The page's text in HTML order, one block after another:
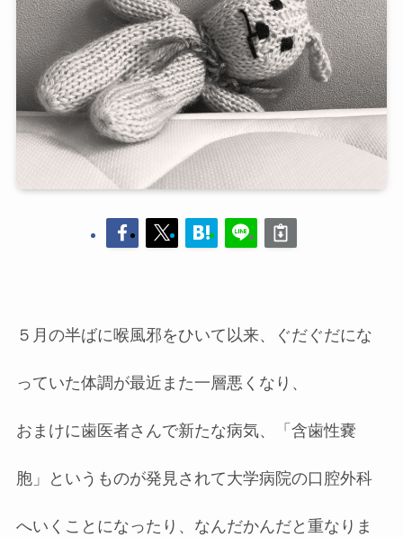
５月の半ばに喉風邪をひいて以来、ぐだぐだにな
っていた体調が最近また一層悪くなり、
おまけに歯医者さんで新たな病気、「含歯性嚢
胞」というものが発見されて大学病院の口腔外科
へいくことになったり、なんだかんだと重なりま